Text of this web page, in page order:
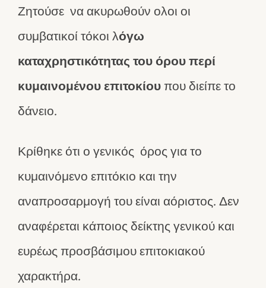
Ζητούσε να ακυρωθούν ολοι οι
συμβατικοί τόκοι λόγω
καταχρηστικότητας του όρου περί
κυμαινομένου επιτοκίουπου διείπε το
δάνειο.
Κρίθηκε ότι ο γενικός όρος για το
κυμαινόμενο επιτόκιο και την
αναπροσαρμογή του είναι αόριστος. Δεν
αναφέρεται κάποιος δείκτης γενικού και
ευρέως προσβάσιμου επιτοκιακού
χαρακτήρα.